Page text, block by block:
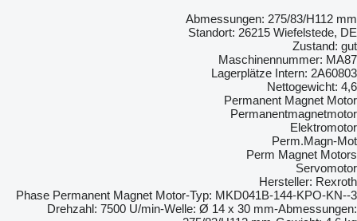
Abmessungen: 275/83/H112 mm
Standort: 26215 Wiefelstede, DE
Zustand: gut
Maschinennummer: MA87
Lagerplätze Intern: 2A60803
Nettogewicht: 4,6
Permanent Magnet Motor
Permanentmagnetmotor
Elektromotor
Perm.Magn-Mot
Perm Magnet Motors
Servomotor
Hersteller: Rexroth
3-Phase Permanent Magnet Motor-Typ: MKD041B-144-KPO-KN-
Drehzahl: 7500 U/min-Welle: Ø 14 x 30 mm-Abmessungen: